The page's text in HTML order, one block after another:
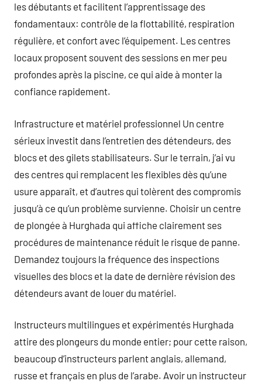
les débutants et facilitent l’apprentissage des
fondamentaux: contrôle de la flottabilité, respiration
régulière, et confort avec l’équipement. Les centres
locaux proposent souvent des sessions en mer peu
profondes après la piscine, ce qui aide à monter la
confiance rapidement.
Infrastructure et matériel professionnel Un centre
sérieux investit dans l’entretien des détendeurs, des
blocs et des gilets stabilisateurs. Sur le terrain, j’ai vu
des centres qui remplacent les flexibles dès qu’une
usure apparaît, et d’autres qui tolèrent des compromis
jusqu’à ce qu’un problème survienne. Choisir un centre
de plongée à Hurghada qui affiche clairement ses
procédures de maintenance réduit le risque de panne.
Demandez toujours la fréquence des inspections
visuelles des blocs et la date de dernière révision des
détendeurs avant de louer du matériel.
Instructeurs multilingues et expérimentés Hurghada
attire des plongeurs du monde entier; pour cette raison,
beaucoup d’instructeurs parlent anglais, allemand,
russe et français en plus de l’arabe. Avoir un instructeur